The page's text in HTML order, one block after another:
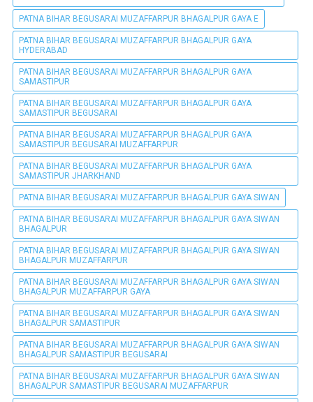
PATNA BIHAR BEGUSARAI MUZAFFARPUR BHAGALPUR GAYA E
PATNA BIHAR BEGUSARAI MUZAFFARPUR BHAGALPUR GAYA
HYDERABAD
PATNA BIHAR BEGUSARAI MUZAFFARPUR BHAGALPUR GAYA
SAMASTIPUR
PATNA BIHAR BEGUSARAI MUZAFFARPUR BHAGALPUR GAYA
SAMASTIPUR BEGUSARAI
PATNA BIHAR BEGUSARAI MUZAFFARPUR BHAGALPUR GAYA
SAMASTIPUR BEGUSARAI MUZAFFARPUR
PATNA BIHAR BEGUSARAI MUZAFFARPUR BHAGALPUR GAYA
SAMASTIPUR JHARKHAND
PATNA BIHAR BEGUSARAI MUZAFFARPUR BHAGALPUR GAYA SIWAN
PATNA BIHAR BEGUSARAI MUZAFFARPUR BHAGALPUR GAYA SIWAN
BHAGALPUR
PATNA BIHAR BEGUSARAI MUZAFFARPUR BHAGALPUR GAYA SIWAN
BHAGALPUR MUZAFFARPUR
PATNA BIHAR BEGUSARAI MUZAFFARPUR BHAGALPUR GAYA SIWAN
BHAGALPUR MUZAFFARPUR GAYA
PATNA BIHAR BEGUSARAI MUZAFFARPUR BHAGALPUR GAYA SIWAN
BHAGALPUR SAMASTIPUR
PATNA BIHAR BEGUSARAI MUZAFFARPUR BHAGALPUR GAYA SIWAN
BHAGALPUR SAMASTIPUR BEGUSARAI
PATNA BIHAR BEGUSARAI MUZAFFARPUR BHAGALPUR GAYA SIWAN
BHAGALPUR SAMASTIPUR BEGUSARAI MUZAFFARPUR